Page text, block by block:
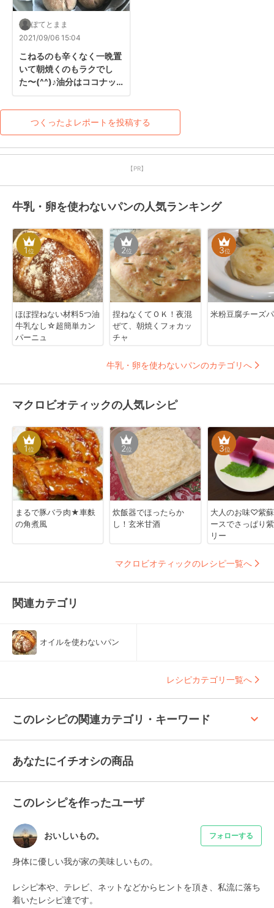
ぽてとまま
2021/09/06 15:04
こねるのも辛くなく一晩置
いて朝焼くのもラクでし
た〜(^^)♪油分はココナッ
た。素敵なレシピありがと
うございます！
実はもう3回作ってます♡
つくったよレポートを投稿する
【PR】
牛乳・卵を使わないパンの人気ランキング
1位
ほぼ捏ねない材料5つ油
牛乳なし☆超簡単カン
パーニュ
2位
捏ねなくてＯＫ！夜混
ぜて、朝焼くフォカッ
チャ
3位
米粉豆腐チーズ
牛乳・卵を使わないパンのカテゴリへ
マクロビオティックの人気レシピ
1位
まるで豚バラ肉★車麩
の角煮風
2位
炊飯器でほったらか
し！玄米甘酒
3位
大人のお味♡紫
ースでさっぱり
リー
マクロビオティックのレシピ一覧へ
関連カテゴリ
オイルを使わないパン
レシピカテゴリ一覧へ
このレシピの関連カテゴリ・キーワード keyboard_arrow_up
あなたにイチオシの商品
このレシピを作ったユーザ
おいしいもの。 フォローする
身体に優しい我が家の美味しいもの。
レシピ本や、テレビ、ネットなどからヒントを頂き、私流に落ち
着いたレシピ達です。